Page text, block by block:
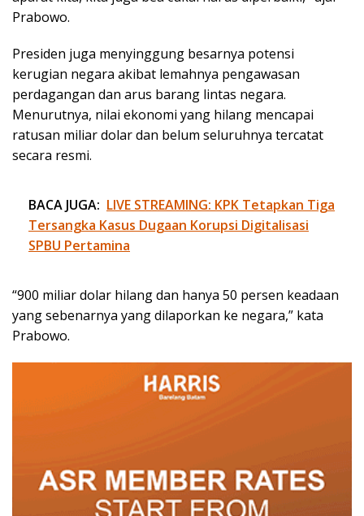
Prabowo.
Presiden juga menyinggung besarnya potensi
kerugian negara akibat lemahnya pengawasan
perdagangan dan arus barang lintas negara.
Menurutnya, nilai ekonomi yang hilang mencapai
ratusan miliar dolar dan belum seluruhnya tercatat
secara resmi.
BACA JUGA: LIVE STREAMING: KPK Tetapkan Tiga
Tersangka Kasus Dugaan Korupsi Digitalisasi
SPBU Pertamina
“900 miliar dolar hilang dan hanya 50 persen keadaan
yang sebenarnya yang dilaporkan ke negara,” kata
Prabowo.